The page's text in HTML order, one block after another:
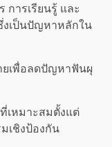
ารเรียนรู้ และ
งเป็นปัญหาหลักใน
เพื่อลดปัญหาฟันผุ
เหมาะสมตั้งแต่
เชิงป้องกัน